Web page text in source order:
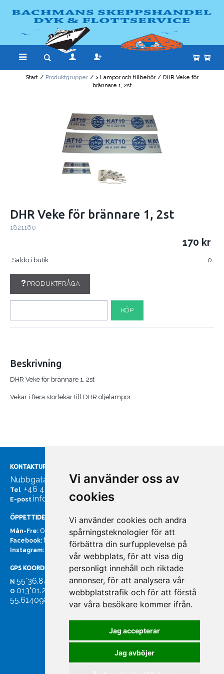
Vi använder oss av
cookies
Vi använder cookies och andra
spårningsteknologier för att
förbättra din surfupplevelse på
vår webbplats, för att visa dig
personligt innehåll och riktade
annonser, för att analysera vår
webbplatstrafik och för att förstå
var våra besökare kommer ifrån.
Jag accepterar
Jag avböjer
Start / Produktgrupper / > Lampor och tillbehör / DHR Veke för
brännare 1, 2st
DHR Veke för brännare 1, 2st
1821160
170
Saldo i butik 0
PRODUKTFRÅGA
KÖP
Beskrivning
DHR Veke för brännare 1, 2st
Vekar i flera storlekar till DHR oljelampor
KONTAKTUPPGIFTER
Nubbgatan 7, 211 24 Malmö
Tel +46 40185561
E-post info@bachmans.se
ÖPPETTIDER
Mån-Fre: 07:00 - 16:00
Facebook: facebook.com/bachmans.se
Instagram: instagram.com/bachmans.se
GPS KOORDINATER
N 55°36.847
O 013°01.255'
55.614098. 13.020931'